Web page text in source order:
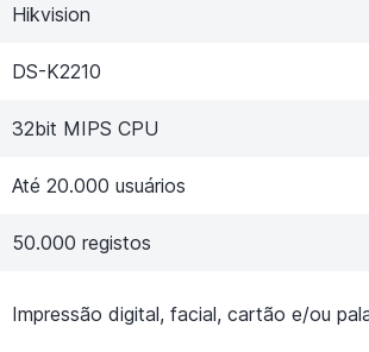
Hikvision
DS-K2210
32bit MIPS CPU
Até 20.000 usuários
50.000 registos
Impressão digital, facial, cartão e/ou